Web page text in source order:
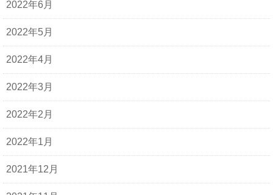
2022年6月
2022年5月
2022年4月
2022年3月
2022年2月
2022年1月
2021年12月